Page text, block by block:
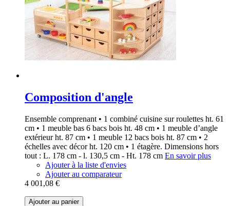
Composition d'angle
Ensemble comprenant • 1 combiné cuisine sur roulettes ht. 61
cm • 1 meuble bas 6 bacs bois ht. 48 cm • 1 meuble d’angle
extérieur ht. 87 cm • 1 meuble 12 bacs bois ht. 87 cm • 2
échelles avec décor ht. 120 cm • 1 étagère. Dimensions hors
tout : L. 178 cm - l. 130,5 cm - Ht. 178 cm En savoir plus
Ajouter à la liste d'envies
Ajouter au comparateur
4 001,08 €
Ajouter au panier